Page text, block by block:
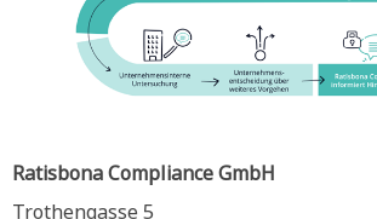
Ratisbona Compliance GmbH
Trothengasse 5